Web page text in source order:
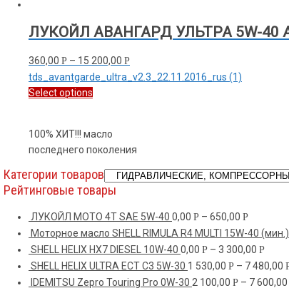
ЛУКОЙЛ АВАНГАРД УЛЬТРА 5W-40
360,00 Р – 15 200,00 Р
tds_avantgarde_ultra_v2.3_22.11.2016_rus (1)
Select options
100% ХИТ!!! масло
последнего поколения
Категории товаров
Рейтинговые товары
ЛУКОЙЛ МОТО 4Т SAE 5W-40 0,00 Р – 650,00 Р
Моторное масло SHELL RIMULA R4 MULTI 15W-40 (мин.)
SHELL HELIX HX7 DIESEL 10W-40 0,00 Р – 3 300,00 Р
SHELL HELIX ULTRA ECT C3 5W-30 1 530,00 Р – 7 480,00
IDEMITSU Zepro Touring Pro 0W-30 2 100,00 Р – 7 600,00